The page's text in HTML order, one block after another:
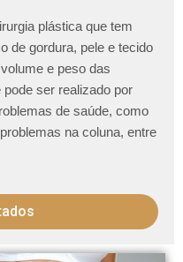
plástica que tem
de gordura, pele e tecido
e peso das
ser realizado por
de saúde, como
na coluna, entre